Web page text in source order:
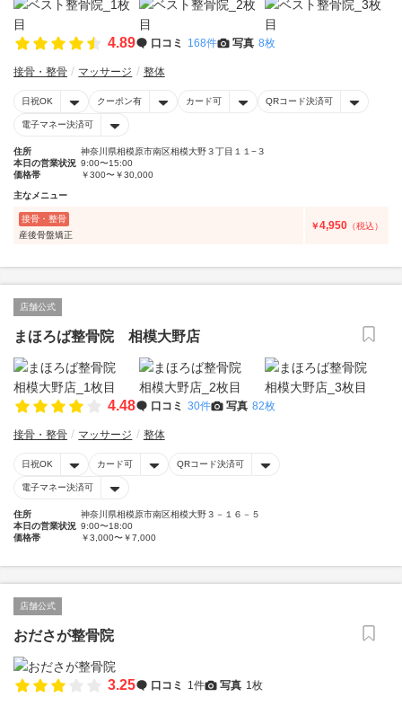
4.89 口コミ 168件 写真 8枚
接骨・整骨 マッサージ 整体
日祝OK クーポン有 カード可 QRコード決済可
電子マネー決済可
住所
神奈川県相模原市南区相模大野３丁目１１−３
本日の営業状況 9:00〜15:00
価格帯
￥300〜￥30,000
主なメニュー
接骨・整骨
産後骨盤矯正
￥4,950 （税込）
店舗公式
まほろば整骨院 相模大野店
4.48 口コミ 30件 写真 82枚
接骨・整骨 マッサージ 整体
日祝OK カード可 QRコード決済可
電子マネー決済可
住所
神奈川県相模原市南区相模大野３－１６－５
本日の営業状況 9:00〜18:00
価格帯
￥3,000〜￥7,000
店舗公式
おださが整骨院
3.25 口コミ 1件 写真 1枚